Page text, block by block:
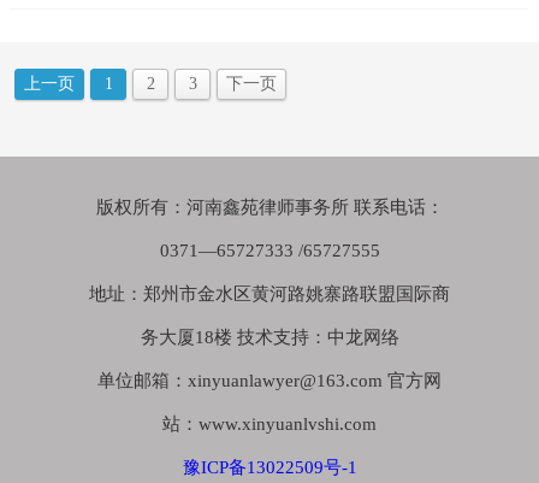
上一页 1 2 3 下一页
版权所有：河南鑫苑律师事务所 联系电话：
0371—65727333 /65727555
地址：郑州市金水区黄河路姚寨路联盟国际商
务大厦18楼 技术支持：中龙网络
单位邮箱：xinyuanlawyer@163.com 官方网
站：www.xinyuanlvshi.com
豫ICP备13022509号-1